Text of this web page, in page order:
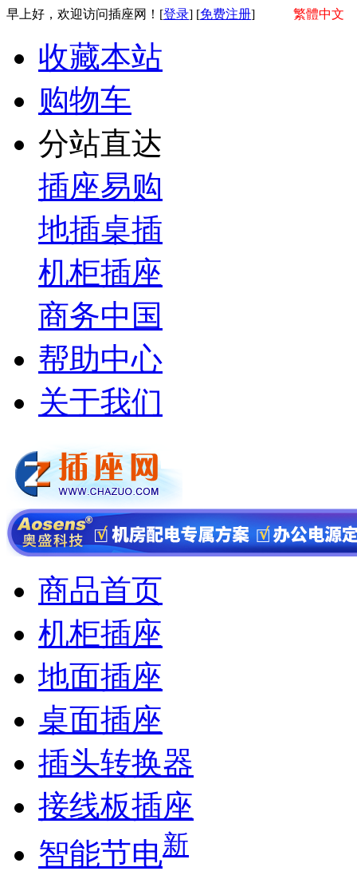
早上好，欢迎访问插座网！[登录] [免费注册] 繁體中文
收藏本站
购物车
分站直达
插座易购
地插桌插
机柜插座
商务中国
帮助中心
关于我们
商品首页
机柜插座
地面插座
桌面插座
插头转换器
接线板插座
智能节电新